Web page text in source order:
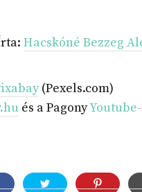
Hacskóné Bezzeg
(Pexels.com)
és a PagonyYoutube-